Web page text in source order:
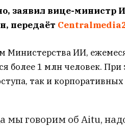
заявил вице-министр
передаёт
Министерства ИИ,
более 1 млн человек.
так и
мы говорим об Aitu,